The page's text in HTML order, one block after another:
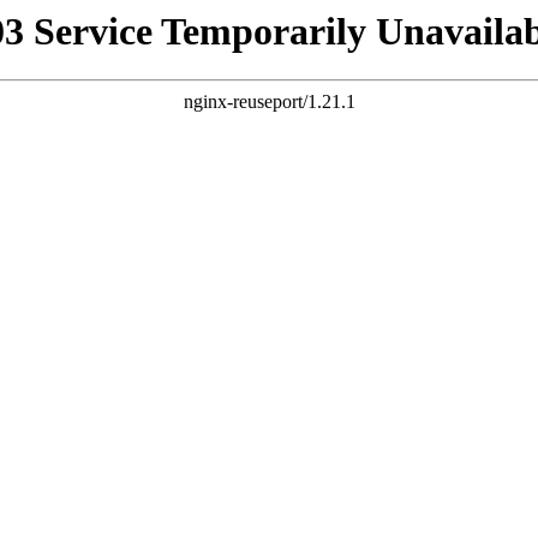
Service Temporarily
nginx-reuseport/1.21.1